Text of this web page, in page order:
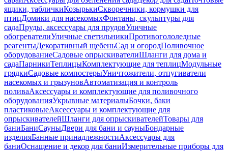
ящики, табличкиКозырькиСкворечники, кормушки для
птицДомики для насекомыхФонтаны, скульптуры для
садаПруды, аксессуары для прудовУличные
обогревателиУличные светильникиПротивогололедные
реагентыДекоративный щебеньСад и огородПоливочное
оборудованиеСадовые опрыскивателиШланги для дома и
садаПарникиТеплицыКомплектующие для теплицМодульные
грядкиСадовые компостерыУничтожители, отпугиватели
насекомых и грызуновАвтоматизация и контроль
поливаАксессуары и комплектующие для поливочного
оборудованияУкрывные материалыБочки, баки
пластиковыеАксессуары и комплектующие для
опрыскивателейШланги для опрыскивателейТовары для
баниБаниСауныДвери для бани и сауныБондарные
изделияБанные принадлежностиАксессуары для
баниОснащение и декор для баниИзмерительные приборы для